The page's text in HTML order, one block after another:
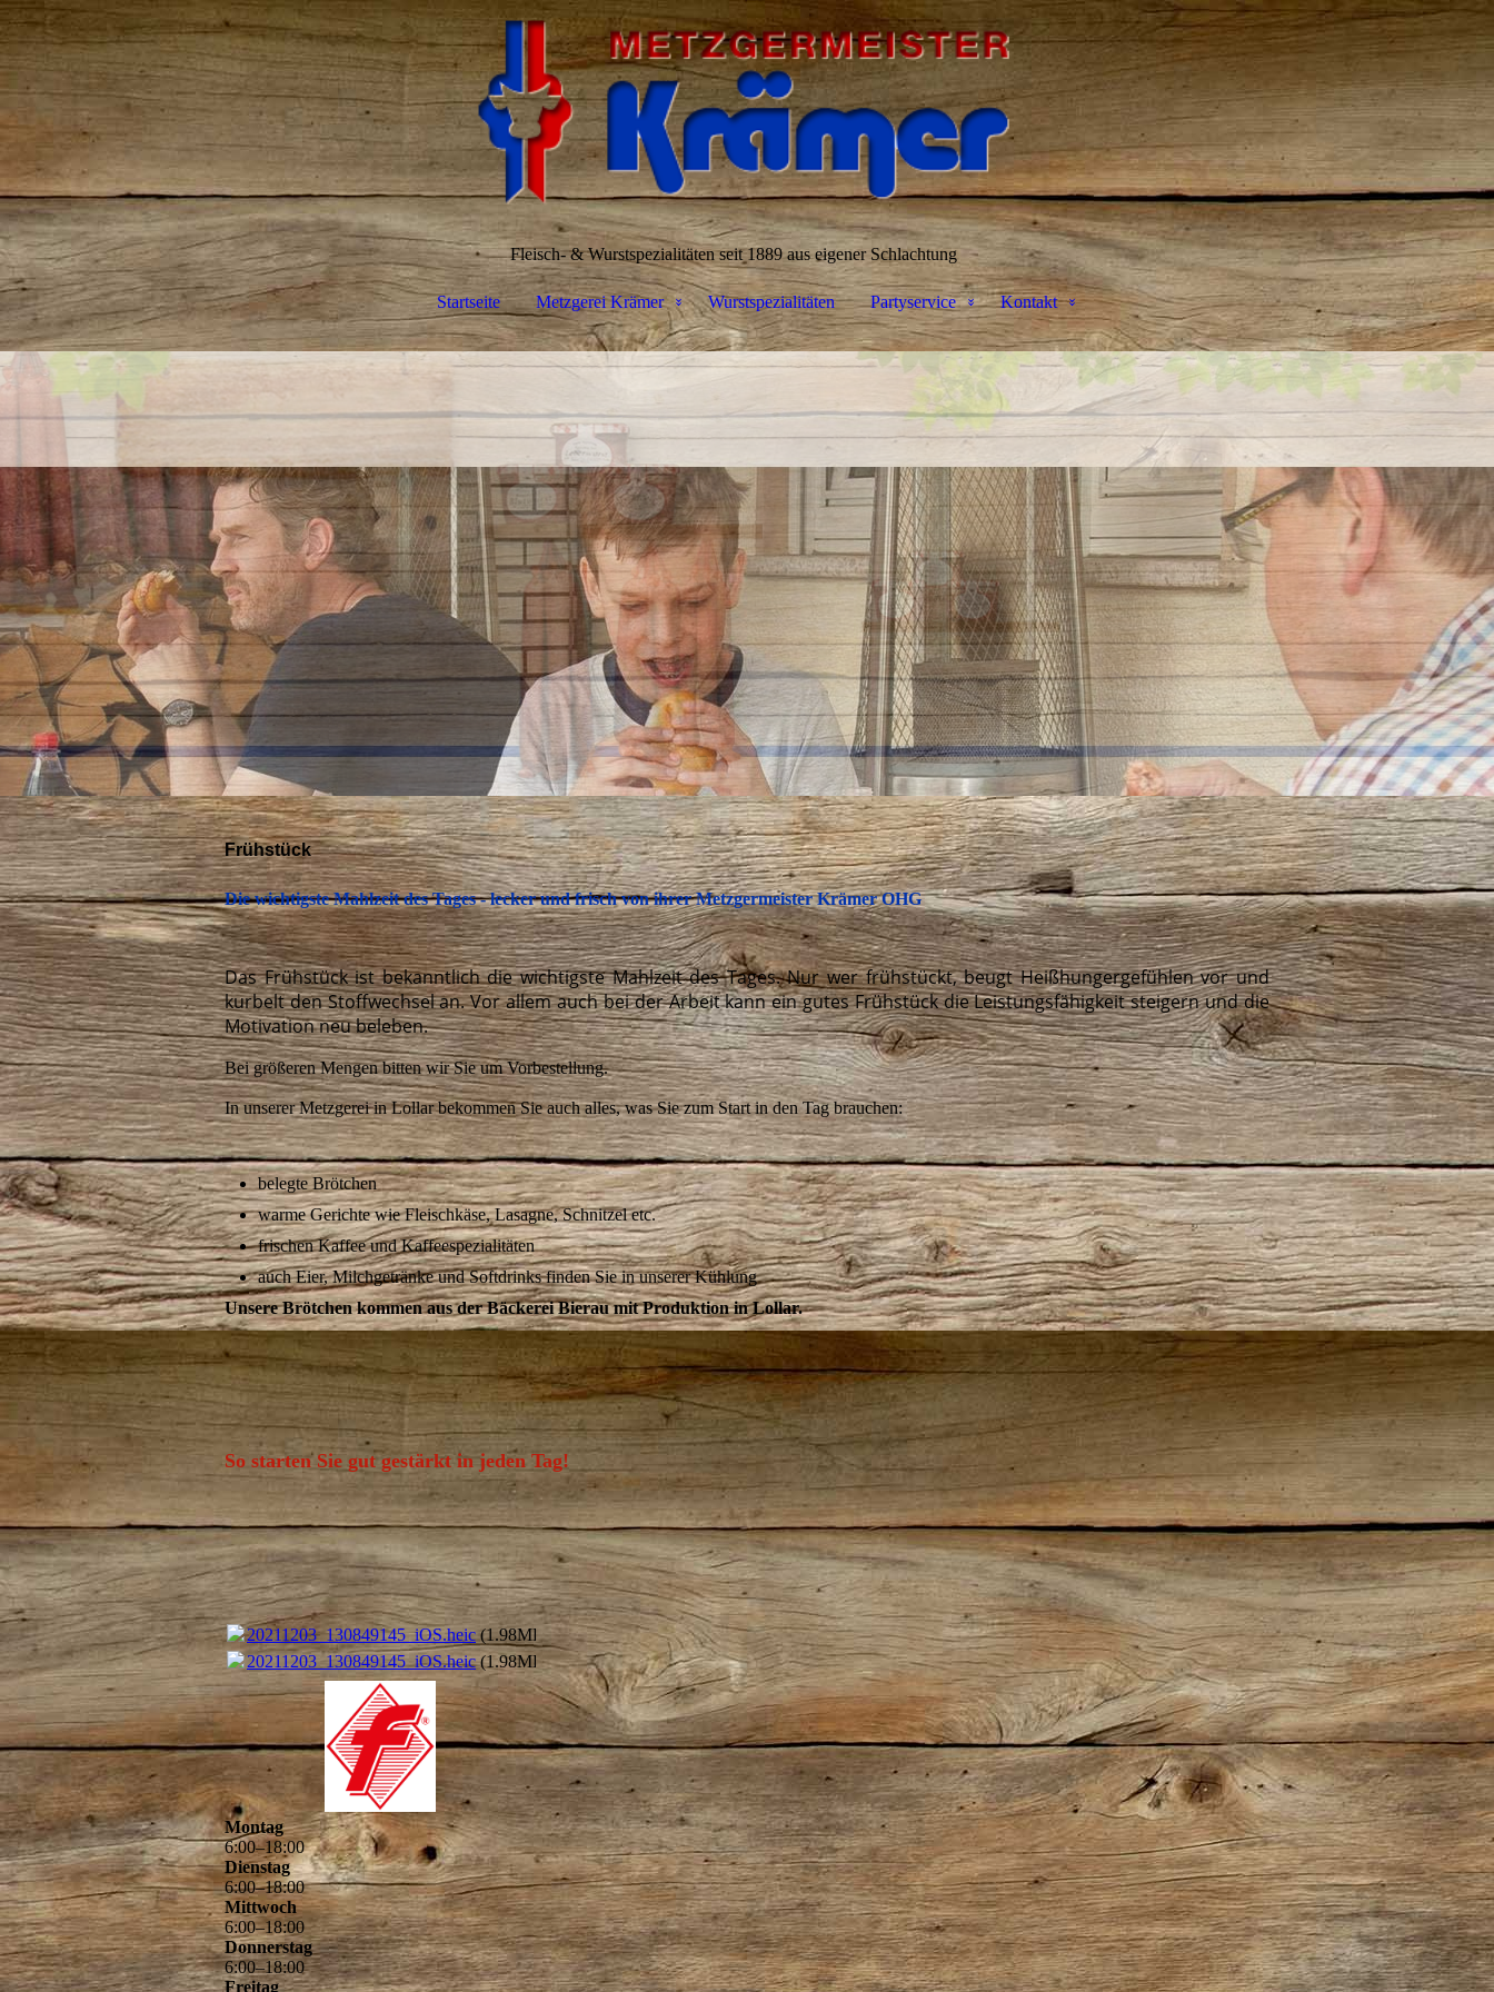
Fleisch- & Wurstspezialitäten seit 1889 aus eigener Schlachtung
Startseite Metzgerei Krämer Wurstspezialitäten Partyservice Kontakt
Frühstück
Die wichtigste Mahlzeit des Tages - lecker und frisch von ihrer Metzgermeister Krämer OHG
Das Frühstück ist bekanntlich die wichtigste Mahlzeit des Tages. Nur wer frühstückt, beugt Heißhungergefühlen vor und
kurbelt den Stoffwechsel an. Vor allem auch bei der Arbeit kann ein gutes Frühstück die Leistungsfähigkeit steigern und die
Motivation neu beleben.
Bei größeren Mengen bitten wir Sie um Vorbestellung.
In unserer Metzgerei in Lollar bekommen Sie auch alles, was Sie zum Start in den Tag brauchen:
belegte Brötchen
warme Gerichte wie Fleischkäse, Lasagne, Schnitzel etc.
frischen Kaffee und Kaffeespezialitäten
auch Eier, Milchgetränke und Softdrinks finden Sie in unserer Kühlung
Unsere Brötchen kommen aus der Bäckerei Bierau mit Produktion in Lollar.
So starten Sie gut gestärkt in jeden Tag!
20211203_130849145_iOS.heic (1.98MB)
20211203_130849145_iOS.heic(1.98MB)
Montag
6:00–18:00
Dienstag
6:00–18:00
Mittwoch
6:00–18:00
Donnerstag
6:00–18:00
Freitag